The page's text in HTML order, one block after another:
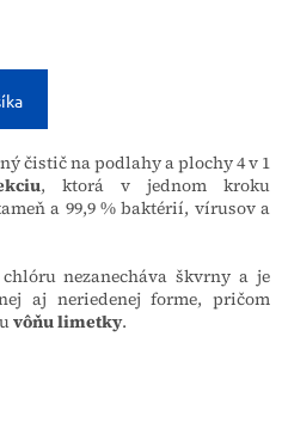
čistič na podlahy a plochy 4 v 1
, ktorá v jednom kroku
a 99,9 % baktérií, vírusov a
nezanecháva škvrny a je
aj neriedenej forme, pričom
vôňu limetky.